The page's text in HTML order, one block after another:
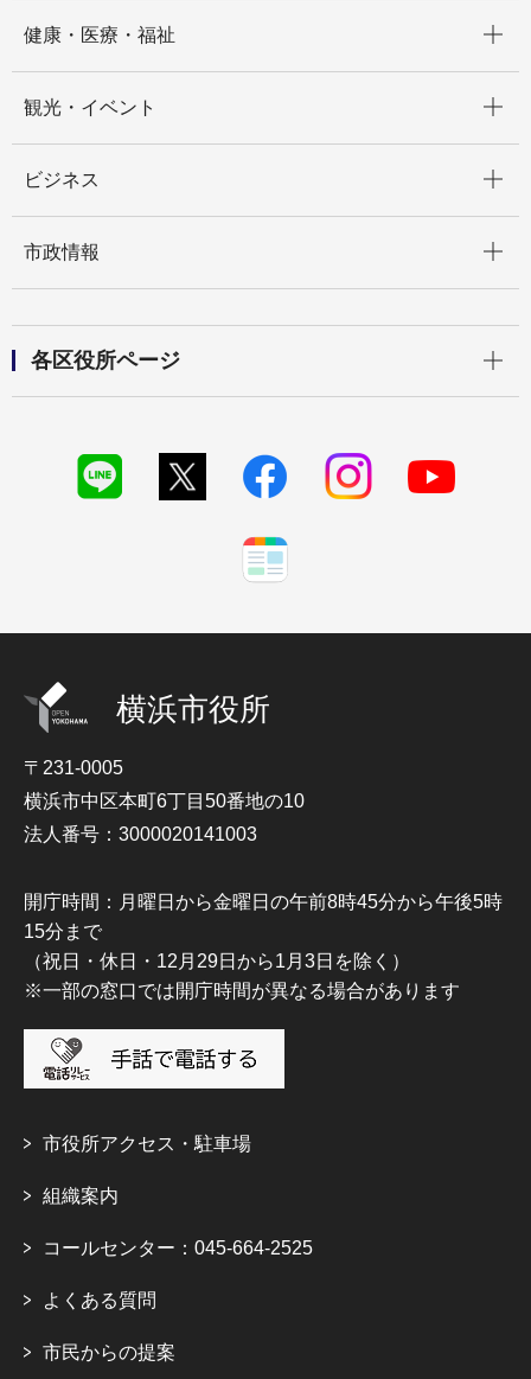
健康・医療・福祉
観光・イベント
ビジネス
市政情報
各区役所ページ
横浜市役所
〒231-0005
横浜市中区本町6丁目50番地の10
法人番号：3000020141003
開庁時間：月曜日から金曜日の午前8時45分から午後5時
15分まで
（祝日・休日・12月29日から1月3日を除く）
※一部の窓口では開庁時間が異なる場合があります
市役所アクセス・駐車場
組織案内
コールセンター：045-664-2525
よくある質問
市民からの提案